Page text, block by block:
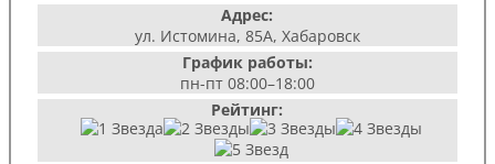
Адрес:
ул. Истомина, 85А, Хабаровск
График работы:
пн-пт 08:00–18:00
Рейтинг: